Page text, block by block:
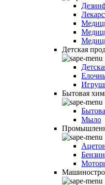
Детская
Бытовая
Мыло
Бензин